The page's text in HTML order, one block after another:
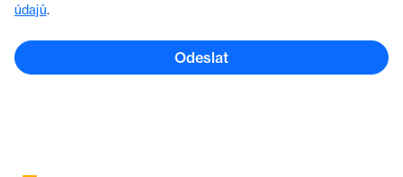
údajů.
Odeslat